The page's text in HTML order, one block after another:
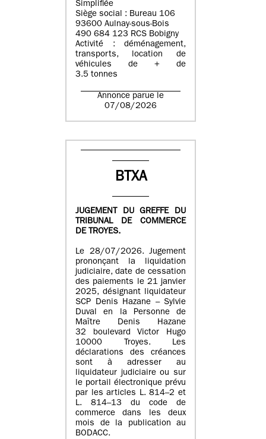
Simplifiée
Siège social : Bureau 106
93600 Aulnay-sous-Bois
490 684 123 RCS Bobigny
Activité : déménagement,
transports, location de
véhicules de + de
3.5 tonnes
Annonce parue le
07/08/2026
BTXA
JUGEMENT DU GREFFE DU
TRIBUNAL DE COMMERCE
DE TROYES.
Le 28/07/2026. Jugement
prononçant la liquidation
judiciaire, date de cessation
des paiements le 21 janvier
2025, désignant liquidateur
SCP Denis Hazane – Sylvie
Duval en la Personne de
Maître Denis Hazane
32 boulevard Victor Hugo
10000 Troyes. Les
déclarations des créances
sont à adresser au
liquidateur judiciaire ou sur
le portail électronique prévu
par les articles L. 814–2 et
L. 814–13 du code de
commerce dans les deux
mois de la publication au
BODACC.